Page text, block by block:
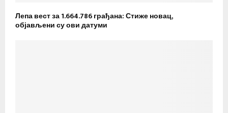
Лепа вест за 1.664.786 грађана: Стиже новац,
објављени су ови датуми